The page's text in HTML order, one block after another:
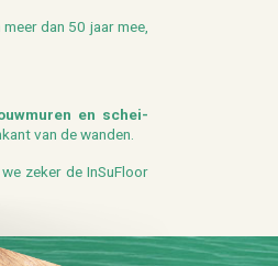
meer dan 50 jaar mee,
en schei­
van de wan­den.
zeker de In­Su­Floor